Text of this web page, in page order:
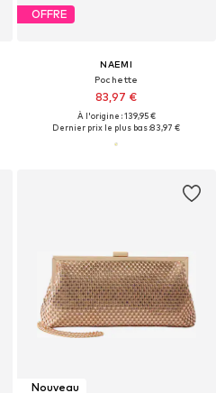
OFFRE
NAEMI
Pochette
83,97 €
À l'origine : 139,95 €
Dernier prix le plus bas :83,97 €
Nouveau